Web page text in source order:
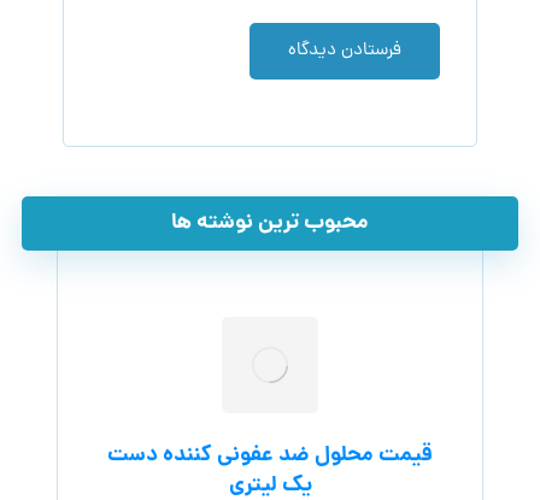
فرستادن دیدگاه
محبوب ترین نوشته ها
قیمت محلول ضد عفونی کننده دست
یک لیتری